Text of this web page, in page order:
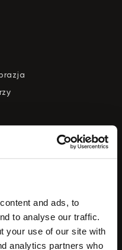
and ads, to
to analyse our traffic.
your use of our site with
analytics partners who